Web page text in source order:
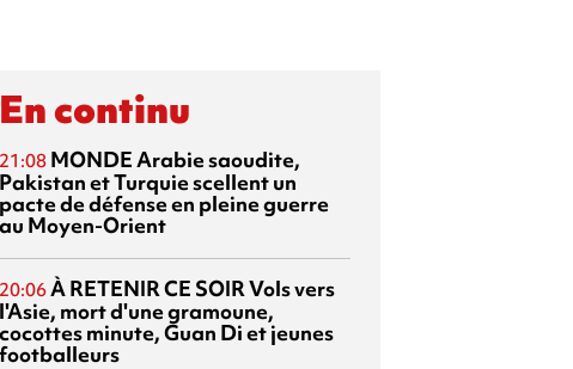
En continu
21:08 MONDEArabie saoudite,
Pakistan et Turquie scellent un
pacte de défense en pleine guerre
au Moyen-Orient
20:06À RETENIR CE SOIRVols vers
l'Asie, mort d'une gramoune,
cocottes minute, Guan Di et jeunes
footballeurs